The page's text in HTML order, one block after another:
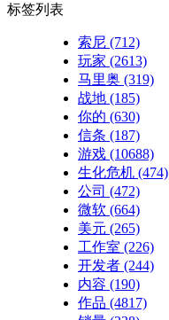
标签列表
索尼 (712)
玩家 (2613)
马里奥 (319)
战地 (185)
你的 (630)
信条 (187)
游戏 (10688)
生化危机 (474)
公司 (472)
微软 (664)
美元 (265)
工作室 (226)
开发者 (244)
内容 (190)
作品 (4817)